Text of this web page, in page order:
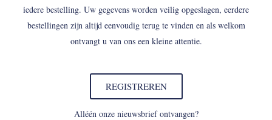
iedere bestelling. Uw gegevens worden veilig opgeslagen, eerdere
bestellingen zijn altijd eenvoudig terug te vinden en als welkom
ontvangt u van ons een kleine attentie.
REGISTREREN
Alléén onze nieuwsbrief ontvangen?